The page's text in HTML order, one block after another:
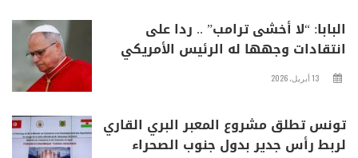
البابا: “لا أخشى ترامب” .. ردا على
انتقادات وجهها له الرئيس الأمريكي
13 أبريل، 2026
تونس تطلق مشروع المعبر البري القاري
لربط رأس جدير بدول جنوب الصحراء